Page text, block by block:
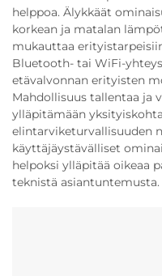
helppoa. Älykkäät
korkean ja matalan
mukauttaa
Bluetooth- tai WiFi-
etävalvonnan erityisten
Mahdollisuus tallentaa ja
ylläpitämään
elintarviketurvallisuuden
käyttäjäystävälliset
helpoksi ylläpitää oikeaa
teknistä asiantuntemusta.